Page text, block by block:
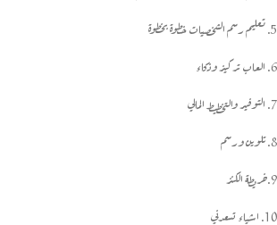
5. تعليم رسم الشخصيات خطوة بخطوة
6. العاب تركيز وذكاء
7. التوفير والتخطيط المالي
8. تلوين ورسم
9.خريطة الكنز
10. اشياء تسعدني